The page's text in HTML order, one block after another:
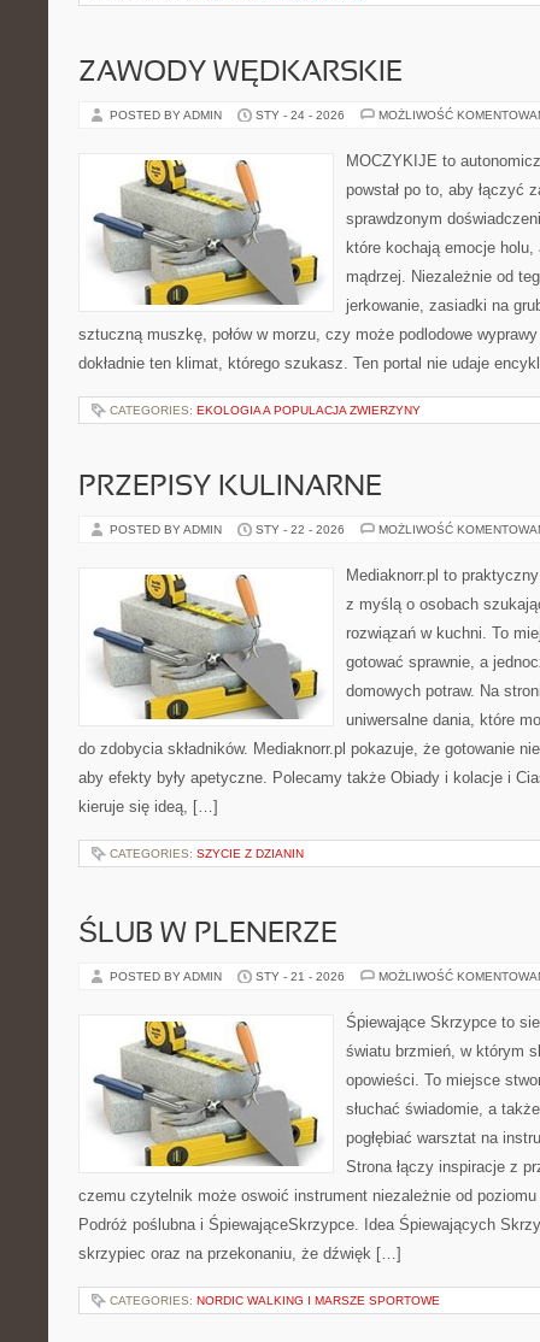
ZAWODY WĘDKARSKIE
POSTED BY ADMIN STY - 24 - 2026 MOŻLIWOŚĆ
MOCZYKIJE to
powstał po to, aby łączyć
sprawdzonym
które kochają emocje
mądrzej. Niezależnie od
jerkowanie, zasiadki na
sztuczną muszkę, połów w morzu, czy może podlodowe
dokładnie ten klimat, którego szukasz. Ten portal nie udaje
CATEGORIES: EKOLOGIA A POPULACJA ZWIERZYNY
PRZEPISY KULINARNE
POSTED BY ADMIN STY - 22 - 2026 MOŻLIWOŚĆ
Mediaknorr.pl to
z myślą o osobach
rozwiązań w kuchni. To
gotować sprawnie, a
domowych potraw. Na
uniwersalne dania, które
do zdobycia składników. Mediaknorr.pl pokazuje, że gotowanie
aby efekty były apetyczne. Polecamy także Obiady i kolacje i
kieruje się ideą, […]
CATEGORIES: SZYCIE Z DZIANIN
ŚLUB W PLENERZE
POSTED BY ADMIN STY - 21 - 2026 MOŻLIWOŚĆ
Śpiewające Skrzypce to
światu brzmień, w którym
opowieści. To miejsce
słuchać świadomie, a
pogłębiać warsztat na
Strona łączy inspiracje z
czemu czytelnik może oswoić instrument niezależnie od
Podróż poślubna i ŚpiewająceSkrzypce. Idea Śpiewających
skrzypiec oraz na przekonaniu, że dźwięk […]
CATEGORIES: NORDIC WALKING I MARSZE SPORTOWE